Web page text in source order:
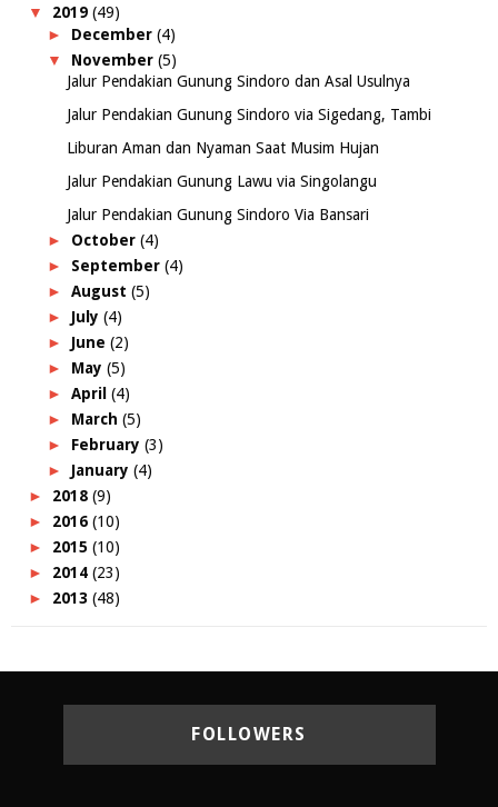
▼ 2019 (49)
► December (4)
▼ November (5)
Jalur Pendakian Gunung Sindoro dan Asal Usulnya
Jalur Pendakian Gunung Sindoro via Sigedang, Tambi
Liburan Aman dan Nyaman Saat Musim Hujan
Jalur Pendakian Gunung Lawu via Singolangu
Jalur Pendakian Gunung Sindoro Via Bansari
► October (4)
► September (4)
► August (5)
► July (4)
► June (2)
► May (5)
► April (4)
► March (5)
► February (3)
► January (4)
► 2018 (9)
► 2016 (10)
► 2015 (10)
► 2014 (23)
► 2013 (48)
FOLLOWERS